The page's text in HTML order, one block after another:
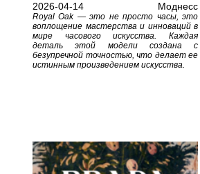
2026-04-14 Моднесс
Royal Oak — это не просто часы, это
воплощение мастерства и инноваций в
мире часового искусства. Каждая
деталь этой модели создана с
безупречной точностью, что делает ее
истинным произведением искусства.